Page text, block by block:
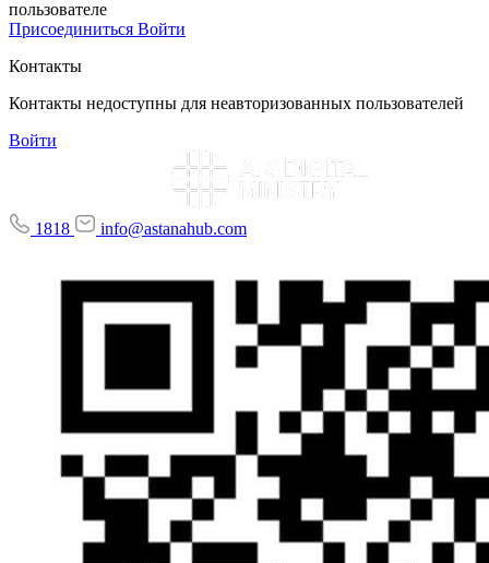
пользователе
Присоединиться Войти
Контакты
Контакты недоступны для неавторизованных пользователей
Войти
1818 info@astanahub.com